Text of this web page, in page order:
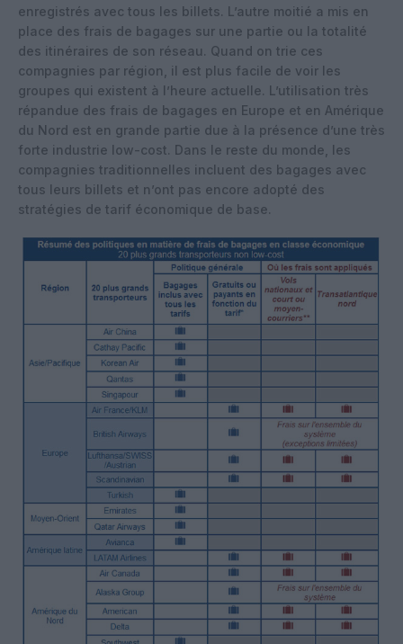
enregistrés avec tous les billets. L’autre moitié a mis en
place des frais de bagages sur une partie ou la totalité
des itinéraires de son réseau. Quand on trie ces
compagnies par région, il est plus facile de voir les
groupes qui existent à l’heure actuelle. L’utilisation très
répandue des frais de bagages en Europe et en Amérique
du Nord est en grande partie due à la présence d’une très
forte industrie low-cost. Dans le reste du monde, les
compagnies traditionnelles incluent des bagages avec
tous leurs billets et n’ont pas encore adopté des
stratégies de tarif économique de base.